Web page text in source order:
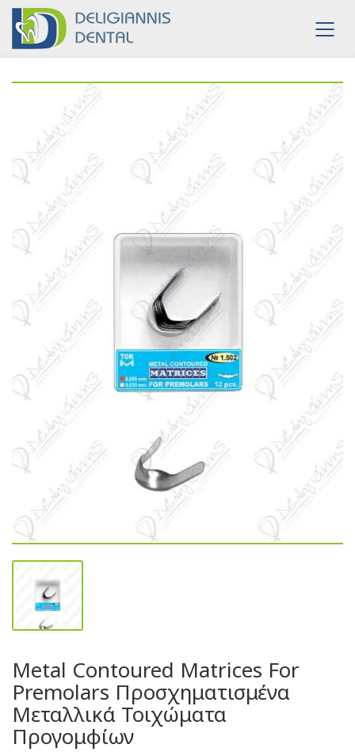
Metal Contoured Matrices For
Premolars Προσχηματισμένα
Μεταλλικά Τοιχώματα
Προγομφίων